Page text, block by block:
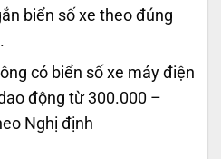
biển số xe theo đúng
có biển số xe máy điện
động từ 300.000 –
Nghị định